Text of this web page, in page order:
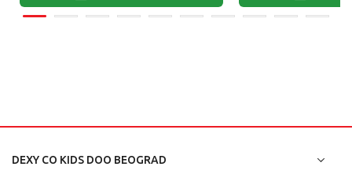
DEXY CO KIDS DOO BEOGRAD